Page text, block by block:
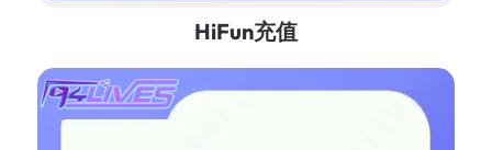
HiFun充值